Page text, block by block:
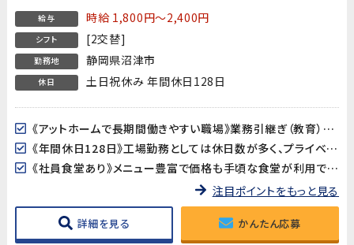
給与 時給 1,800円～2,400円
シフト [2交替]
勤務地 静岡県沼津市
休日 土日祝休み 年間休日128日
《アットホームで長期間働きやすい職場》業務引継ぎ（教育）がしっかりあるので、未経験の方でも安心してスタートできます。
《年間休日128日》工場勤務としては休日数が多く、プライベートの時間をしっかり確保できます。
《社員食堂あり》メニュー豊富で価格も手頃な食堂が利用できます（約500円）。
注目ポイントをもっと見る
詳細を見る かんたん応募